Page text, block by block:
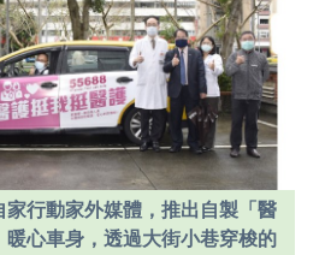
家行動家外媒體，推出自製「醫
暖心車身，透過大街小巷穿梭的